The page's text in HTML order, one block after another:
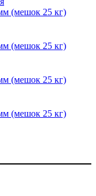
(мешок 25 кг)
(мешок 25 кг)
(мешок 25 кг)
(мешок 25 кг)